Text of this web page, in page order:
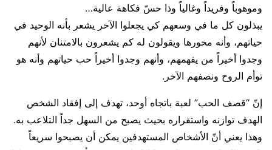
وموهوباً وفريداً وغالياً وذا حسّ فكاهة عالية…
يبذلون كل ما في وسعهم كي يجعلوا الآخر يشعر بأنه الوحيد في
حياتهم، وأنه محورها ويقولون له كم يشعرون بالامتنان لأنهم
وجدوا أخيراً من يفهمهم، وأنهم وجدوا أخيراً حب حياتهم وأنه هو
توأم الروح ونصفهم الآخر.
إنّ “قصف الحب” لعبة باتجاه أوحد، تهدف إلى إفقاد الشخص
الهدف توازنه واستقراره بحيث يصبح من السهل جداً التلاعب به.
وهذا يعني أنّ الأشخاص المستهدفين يمكن أن يصبحوا سريعاً